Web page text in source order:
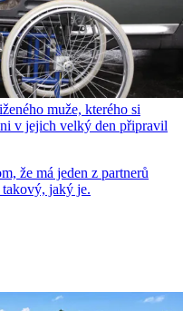
muže, kterého si
v jejich velký den připravil
že má jeden z partnerů
jaký je.